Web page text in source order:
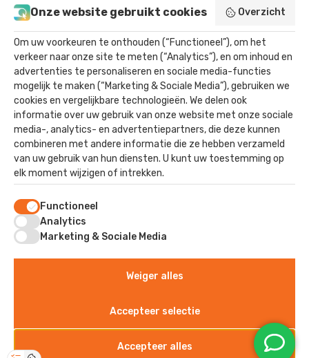
Projecten
Over ons
Contact
Offerte
Kennisbank
Dakrenovatie
Gevelrenovatie
Asbestverwijdering
Agrarisch
Utiliteit
Paardenstallen
Nieuwbouw
Contact
Staverhul 17
©2025 - Kok Dak & Wand
Algemene voorwaarden
Onze website gebruikt cookies Overzicht
Om uw voorkeuren te onthouden (“Functioneel”), om het
verkeer naar onze site te meten (“Analytics”), en om inhoud en
advertenties te personaliseren en sociale media-functies
mogelijk te maken (“Marketing & Sociale Media”), gebruiken we
cookies en vergelijkbare technologieën. We delen ook
informatie over uw gebruik van onze website met onze sociale
media-, analytics- en advertentiepartners, die deze kunnen
combineren met andere informatie die ze hebben verzameld
van uw gebruik van hun diensten. U kunt uw toestemming op
elk moment wijzigen of intrekken.
Functioneel
Analytics
Marketing & Sociale Media
Weiger alles
Accepteer selectie
Accepteer alles